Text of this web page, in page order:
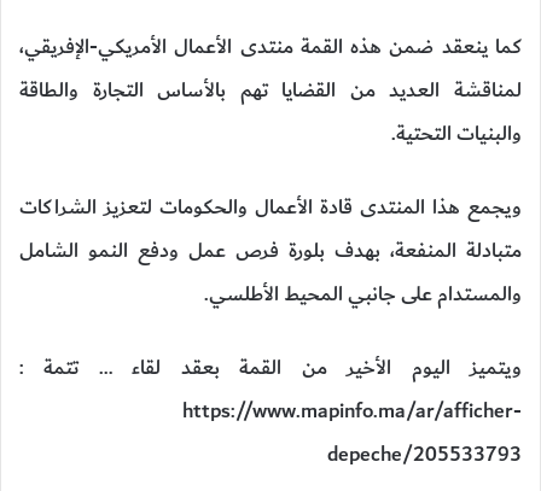
كما ينعقد ضمن هذه القمة منتدى الأعمال الأمريكي-الإفريقي،
لمناقشة العديد من القضايا تهم بالأساس التجارة والطاقة
والبنيات التحتية.
ويجمع هذا المنتدى قادة الأعمال والحكومات لتعزيز الشراكات
متبادلة المنفعة، بهدف بلورة فرص عمل ودفع النمو الشامل
والمستدام على جانبي المحيط الأطلسي.
ويتميز اليوم الأخير من القمة بعقد لقاء … تتمة :
https://www.mapinfo.ma/ar/afficher-
depeche/205533793